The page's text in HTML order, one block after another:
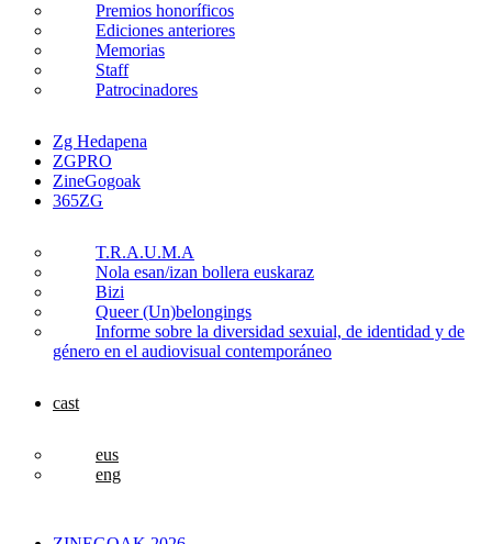
Premios honoríficos
Ediciones anteriores
Memorias
Staff
Patrocinadores
Zg Hedapena
ZGPRO
ZineGogoak
365ZG
T.R.A.U.M.A
Nola esan/izan bollera euskaraz
Bizi
Queer (Un)belongings
Informe sobre la diversidad sexuial, de identidad y de
género en el audiovisual contemporáneo
cast
eus
eng